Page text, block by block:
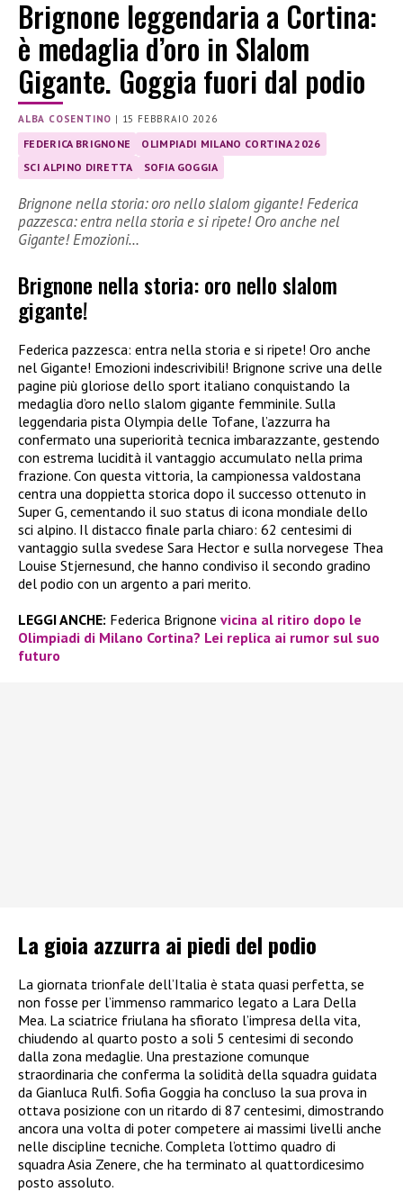
Brignone leggendaria a Cortina:
è medaglia d’oro in Slalom
Gigante. Goggia fuori dal podio
ALBA COSENTINO | 15 FEBBRAIO 2026
FEDERICA BRIGNONE
OLIMPIADI MILANO CORTINA 2026
SCI ALPINO DIRETTA
SOFIA GOGGIA
Brignone nella storia: oro nello slalom gigante! Federica
pazzesca: entra nella storia e si ripete! Oro anche nel
Gigante! Emozioni…
Brignone nella storia: oro nello slalom
gigante!
Federica pazzesca: entra nella storia e si ripete! Oro anche
nel Gigante! Emozioni indescrivibili! Brignone scrive una delle
pagine più gloriose dello sport italiano conquistando la
medaglia d’oro nello slalom gigante femminile. Sulla
leggendaria pista Olympia delle Tofane, l’azzurra ha
confermato una superiorità tecnica imbarazzante, gestendo
con estrema lucidità il vantaggio accumulato nella prima
frazione. Con questa vittoria, la campionessa valdostana
centra una doppietta storica dopo il successo ottenuto in
Super G, cementando il suo status di icona mondiale dello
sci alpino. Il distacco finale parla chiaro: 62 centesimi di
vantaggio sulla svedese Sara Hector e sulla norvegese Thea
Louise Stjernesund, che hanno condiviso il secondo gradino
del podio con un argento a pari merito.
LEGGI ANCHE: Federica Brignone vicina al ritiro dopo le
Olimpiadi di Milano Cortina? Lei replica ai rumor sul suo
futuro
La gioia azzurra ai piedi del podio
La giornata trionfale dell’Italia è stata quasi perfetta, se
non fosse per l’immenso rammarico legato a Lara Della
Mea. La sciatrice friulana ha sfiorato l’impresa della vita,
chiudendo al quarto posto a soli 5 centesimi di secondo
dalla zona medaglie. Una prestazione comunque
straordinaria che conferma la solidità della squadra guidata
da Gianluca Rulfi. Sofia Goggia ha concluso la sua prova in
ottava posizione con un ritardo di 87 centesimi, dimostrando
ancora una volta di poter competere ai massimi livelli anche
nelle discipline tecniche. Completa l’ottimo quadro di
squadra Asia Zenere, che ha terminato al quattordicesimo
posto assoluto.